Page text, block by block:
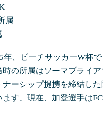
属
年、ビーチサッカーW杯
時の所属はソーマプライ
ーシップ提携を締結し
す。現在、加登選手は